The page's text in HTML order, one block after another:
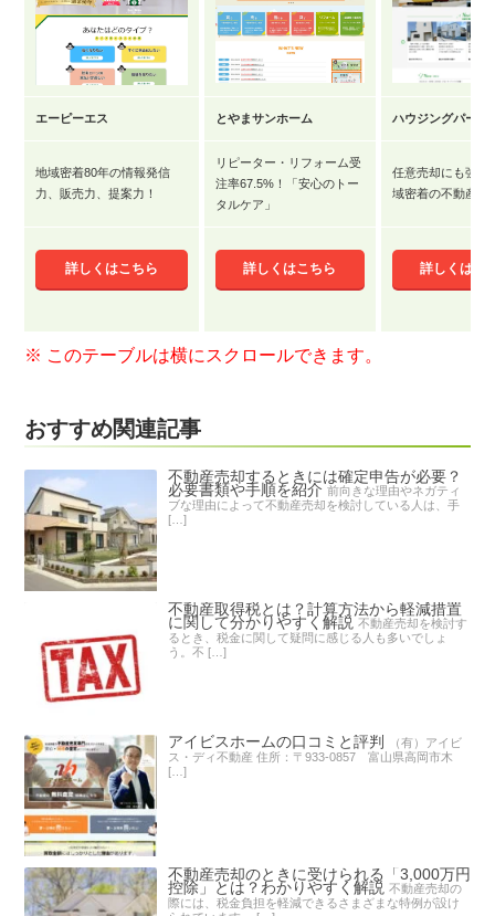
エーピーエス とやまサンホーム ハウジングパーク
地域密着80年の情報発信
力、販売力、提案力！
リピーター・リフォーム受
注率67.5%！「安心のトー
タルケア」
任意売却にも強み
域密着の不動産会
詳しくはこちら 詳しくはこちら 詳しくはこ
おすすめ関連記事
不動産売却するときには確定申告が必要？
必要書類や手順を紹介 前向きな理由やネガティ
ブな理由によって不動産売却を検討している人は、手
[…]
不動産取得税とは？計算方法から軽減措置
に関して分かりやすく解説 不動産売却を検討す
るとき、税金に関して疑問に感じる人も多いでしょ
う。不 […]
アイビスホームの口コミと評判
（有）アイビ
ス・ディ不動産 住所：〒933-0857 富山県高岡市木
[…]
不動産売却のときに受けられる「3,000万円
控除」とは？わかりやすく解説 不動産売却の
際には、税金負担を軽減できるさまざまな特例が設け